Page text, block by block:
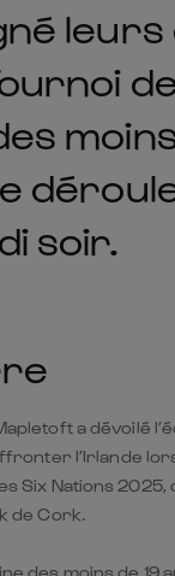
leurs
soir.
a dévoilé
l’Irlande
Six Nations 2025,
de Cork.